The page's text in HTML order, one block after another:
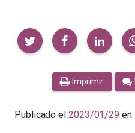
Compartir
Imprimir
Publicado el 2023/01/29 en